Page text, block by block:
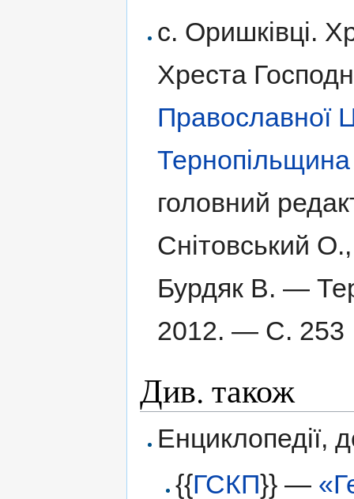
с. Оришківці.
Хреста
Православної
Тернопільщина
головний
Снітовський
Бурдяк В. —
2012. — С. 253
Див. також
Енциклопедії,
{{ГСКП}} —